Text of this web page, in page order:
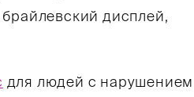
дисплей,
для людей с нарушением